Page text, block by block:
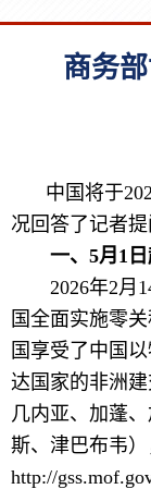
商务
中国将于
况回答了记者提
一、5月1
2026年2月14
国全面实施零
国享受了中国
达国家的非洲
几内亚、加蓬
斯、津巴布韦
http://